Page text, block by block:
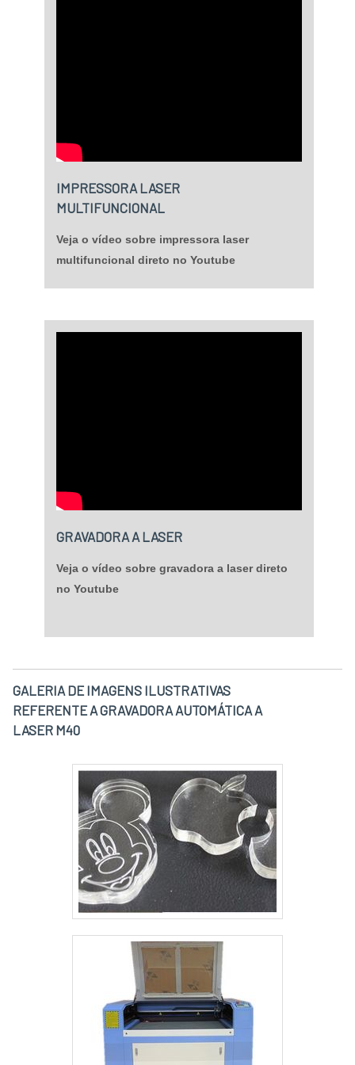
IMPRESSORA LASER
MULTIFUNCIONAL
Veja o vídeo sobre impressora laser
multifuncional direto no Youtube
GRAVADORA A LASER
Veja o vídeo sobre gravadora a laser direto
no Youtube
GALERIA DE IMAGENS ILUSTRATIVAS
REFERENTE A GRAVADORA AUTOMÁTICA A
LASER M40